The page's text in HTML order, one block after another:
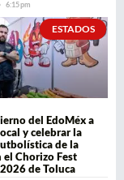
6:15 pm
ESTADOS
del EdoMéx a
y celebrar la
de la
Chorizo Fest
de Toluca